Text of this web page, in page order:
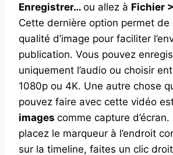
Enregistrer… ou allez à Fichier
Cette dernière option permet de
qualité d’image pour faciliter
publication. Vous pouvez
uniquement l’audio ou choisir
1080p ou 4K. Une autre chose
pouvez faire avec cette vidéo
images comme capture d’écran.
placez le marqueur à l’endroit
sur la timeline, faites un clic